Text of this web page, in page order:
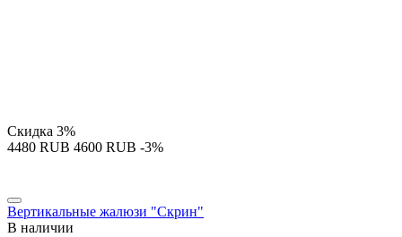
Скидка 3%
‍4480‍ RUB ‍4600‍ RUB -3%
Вертикальные жалюзи "Скрин"
В наличии